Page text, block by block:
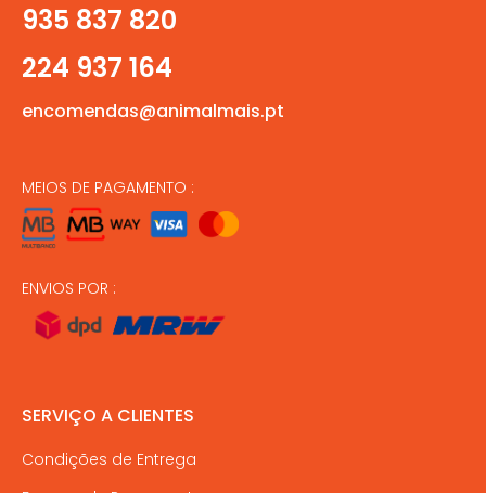
935 837 820
224 937 164
encomendas@animalmais.pt
MEIOS DE PAGAMENTO :
ENVIOS POR :
SERVIÇO A CLIENTES
Condições de Entrega